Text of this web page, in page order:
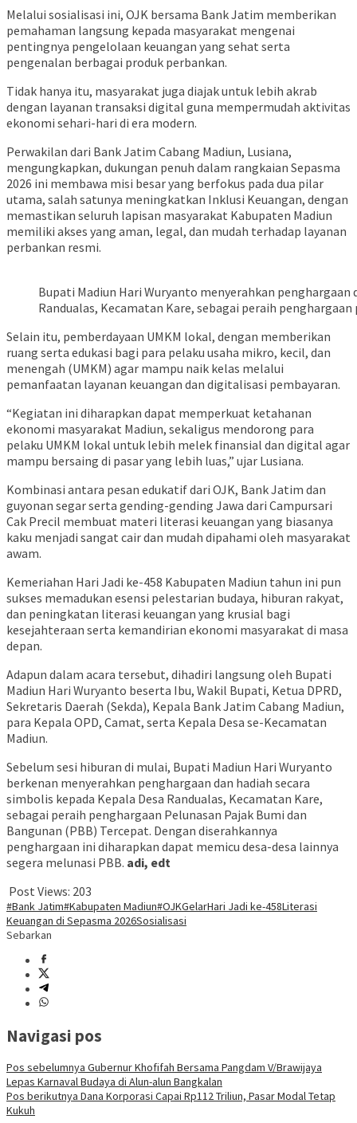
Melalui sosialisasi ini, OJK bersama Bank Jatim memberikan
pemahaman langsung kepada masyarakat mengenai
pentingnya pengelolaan keuangan yang sehat serta
pengenalan berbagai produk perbankan.
Tidak hanya itu, masyarakat juga diajak untuk lebih akrab
dengan layanan transaksi digital guna mempermudah aktivitas
ekonomi sehari-hari di era modern.
Perwakilan dari Bank Jatim Cabang Madiun, Lusiana,
mengungkapkan, dukungan penuh dalam rangkaian Sepasma
2026 ini membawa misi besar yang berfokus pada dua pilar
utama, salah satunya meningkatkan Inklusi Keuangan, dengan
memastikan seluruh lapisan masyarakat Kabupaten Madiun
memiliki akses yang aman, legal, dan mudah terhadap layanan
perbankan resmi.
Bupati Madiun Hari Wuryanto menyerahkan penghargaan
Randualas, Kecamatan Kare, sebagai peraih
Selain itu, pemberdayaan UMKM lokal, dengan memberikan
ruang serta edukasi bagi para pelaku usaha mikro, kecil, dan
menengah (UMKM) agar mampu naik kelas melalui
pemanfaatan layanan keuangan dan digitalisasi pembayaran.
“Kegiatan ini diharapkan dapat memperkuat ketahanan
ekonomi masyarakat Madiun, sekaligus mendorong para
pelaku UMKM lokal untuk lebih melek finansial dan digital agar
mampu bersaing di pasar yang lebih luas,” ujar Lusiana.
Kombinasi antara pesan edukatif dari OJK, Bank Jatim dan
guyonan segar serta gending-gending Jawa dari Campursari
Cak Precil membuat materi literasi keuangan yang biasanya
kaku menjadi sangat cair dan mudah dipahami oleh masyarakat
awam.
Kemeriahan Hari Jadi ke-458 Kabupaten Madiun tahun ini pun
sukses memadukan esensi pelestarian budaya, hiburan rakyat,
dan peningkatan literasi keuangan yang krusial bagi
kesejahteraan serta kemandirian ekonomi masyarakat di masa
depan.
Adapun dalam acara tersebut, dihadiri langsung oleh Bupati
Madiun Hari Wuryanto beserta Ibu, Wakil Bupati, Ketua DPRD,
Sekretaris Daerah (Sekda), Kepala Bank Jatim Cabang Madiun,
para Kepala OPD, Camat, serta Kepala Desa se-Kecamatan
Madiun.
Sebelum sesi hiburan di mulai, Bupati Madiun Hari Wuryanto
berkenan menyerahkan penghargaan dan hadiah secara
simbolis kepada Kepala Desa Randualas, Kecamatan Kare,
sebagai peraih penghargaan Pelunasan Pajak Bumi dan
Bangunan (PBB) Tercepat. Dengan diserahkannya
penghargaan ini diharapkan dapat memicu desa-desa lainnya
segera melunasi PBB. adi, edt
Post Views: 203
#Bank Jatim#Kabupaten Madiun#OJKGelarHari Jadi ke-458Literasi
Keuangan di Sepasma 2026Sosialisasi
Sebarkan
Navigasi pos
Pos sebelumnya Gubernur Khofifah Bersama Pangdam V/Brawijaya
Lepas Karnaval Budaya di Alun-alun Bangkalan
Pos berikutnya Dana Korporasi Capai Rp112 Triliun, Pasar Modal Tetap
Kukuh